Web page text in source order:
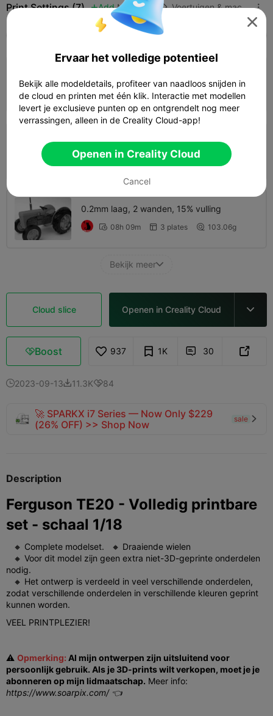
Print Settings (7) Add Miniaturen  Voertuigen & machines 
 06h 24m  1 plates  107.45g
0.08mm laag, 2 wanden, 15% vulling
 08h 06m  1 plates  156.15g
0.2mm laag, 2 wanden, 15% vulling
 08h 09m  3 plates  103.06g
Bekijk meer
Cloud slice Openen in Creality Cloud 
Boost 937 1K  30 
2023-09-1311.3K84
🚀 SPARKX i7 Series — Now Only $229
(26% OFF) >> Shop Now
sale 
Description
Ferguson TE20 - Volledig printbare
set - schaal 1/18
🔸 Complete modelset. 🔸 Draaiende wielen
🔸 Voor dit model zijn geen extra niet-3D-geprinte onderdelen
nodig.
🔸 Het ontwerp is verdeeld in veel verschillende onderdelen,
zodat verschillende onderdelen in verschillende kleuren geprint
kunnen worden.
VEEL PRINTPLEZIER!
⚠️ Opmerking: Al mijn ontwerpen zijn uitsluitend voor
persoonlijk gebruik. Als je 3D-prints wilt verkopen, moet je je
abonneren op mijn lidmaatschap. Meer info:
https://www.soarpix.com/ 👈

Ervaar het volledige potentieel
Bekijk alle modeldetails, profiteer van naadloos snijden in
de cloud en printen met één klik. Interactie met modellen
levert je exclusieve punten op en ontgrendelt nog meer
verrassingen, alleen in de Creality Cloud-app!
Openen in Creality Cloud
Cancel